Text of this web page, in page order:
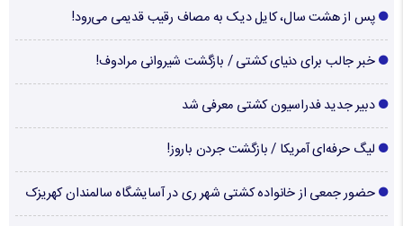
پس از هشت سال، کایل دیک به مصاف رقیب قدیمی می‌رود!
خبر جالب برای دنیای کشتی / بازگشت شیروانی مرادوف!
دبیر جدید فدراسیون کشتی معرفی شد
لیگ حرفه‌ای آمریکا / بازگشت جردن باروز!
حضور جمعی از خانواده کشتی شهر ری در آسایشگاه سالمندان کهریزک